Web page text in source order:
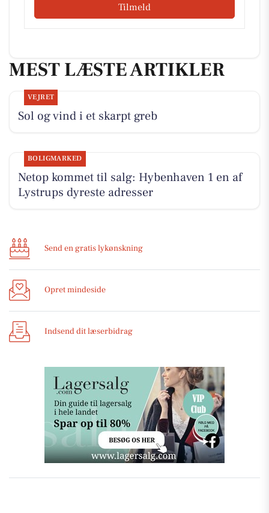
Tilmeld
MEST LÆSTE ARTIKLER
VEJRET
Sol og vind i et skarpt greb
BOLIGMARKED
Netop kommet til salg: Hybenhaven 1 en af
Lystrups dyreste adresser
Send en gratis lykønskning
Opret mindeside
Indsend dit læserbidrag